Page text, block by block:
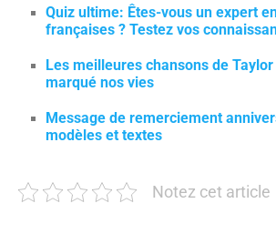
Quiz ultime: Êtes-vous un expert
françaises ? Testez vos
Les meilleures chansons de
marqué nos vies
Message de remerciement
modèles et textes
Notez cet article